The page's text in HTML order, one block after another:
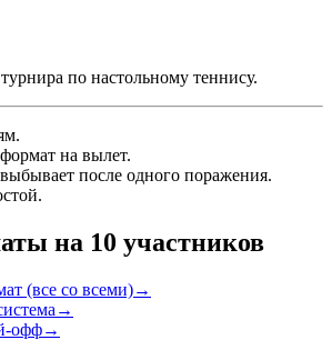
по настольному теннису.
.
на вылет.
после одного поражения.
.
на 10 участников
(все со всеми)→
→
офф→